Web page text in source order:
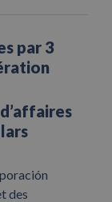
par 3
des